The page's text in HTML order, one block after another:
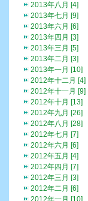
2013年八月 [4]
2013年七月 [9]
2013年六月 [6]
2013年四月 [3]
2013年三月 [5]
2013年二月 [3]
2013年一月 [10]
2012年十二月 [4]
2012年十一月 [9]
2012年十月 [13]
2012年九月 [26]
2012年八月 [28]
2012年七月 [7]
2012年六月 [6]
2012年五月 [4]
2012年四月 [7]
2012年三月 [3]
2012年二月 [6]
2012年一月 [10]